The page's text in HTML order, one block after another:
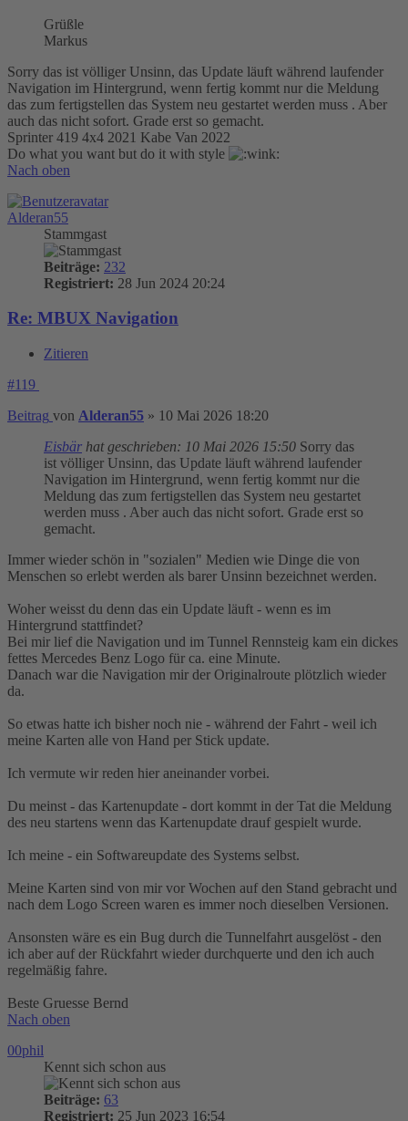
Grüßle
Markus
Sorry das ist völliger Unsinn, das Update läuft während laufender
Navigation im Hintergrund, wenn fertig kommt nur die Meldung
das zum fertigstellen das System neu gestartet werden muss . Aber
auch das nicht sofort. Grade erst so gemacht.
Sprinter 419 4x4 2021 Kabe Van 2022
Do what you want but do it with style
Nach oben
Alderan55
Stammgast
Beiträge: 232
Registriert: 28 Jun 2024 20:24
Re: MBUX Navigation
Zitieren
#119
Beitrag von Alderan55 » 10 Mai 2026 18:20
Eisbär hat geschrieben: 10 Mai 2026 15:50 Sorry das
ist völliger Unsinn, das Update läuft während laufender
Navigation im Hintergrund, wenn fertig kommt nur die
Meldung das zum fertigstellen das System neu gestartet
werden muss . Aber auch das nicht sofort. Grade erst so
gemacht.
Immer wieder schön in "sozialen" Medien wie Dinge die von
Menschen so erlebt werden als barer Unsinn bezeichnet werden.
Woher weisst du denn das ein Update läuft - wenn es im
Hintergrund stattfindet?
Bei mir lief die Navigation und im Tunnel Rennsteig kam ein dickes
fettes Mercedes Benz Logo für ca. eine Minute.
Danach war die Navigation mir der Originalroute plötzlich wieder
da.
So etwas hatte ich bisher noch nie - während der Fahrt - weil ich
meine Karten alle von Hand per Stick update.
Ich vermute wir reden hier aneinander vorbei.
Du meinst - das Kartenupdate - dort kommt in der Tat die Meldung
des neu startens wenn das Kartenupdate drauf gespielt wurde.
Ich meine - ein Softwareupdate des Systems selbst.
Meine Karten sind von mir vor Wochen auf den Stand gebracht und
nach dem Logo Screen waren es immer noch dieselben Versionen.
Ansonsten wäre es ein Bug durch die Tunnelfahrt ausgelöst - den
ich aber auf der Rückfahrt wieder durchquerte und den ich auch
regelmäßig fahre.
Beste Gruesse Bernd
Nach oben
00phil
Kennt sich schon aus
Beiträge: 63
Registriert: 25 Jun 2023 16:54